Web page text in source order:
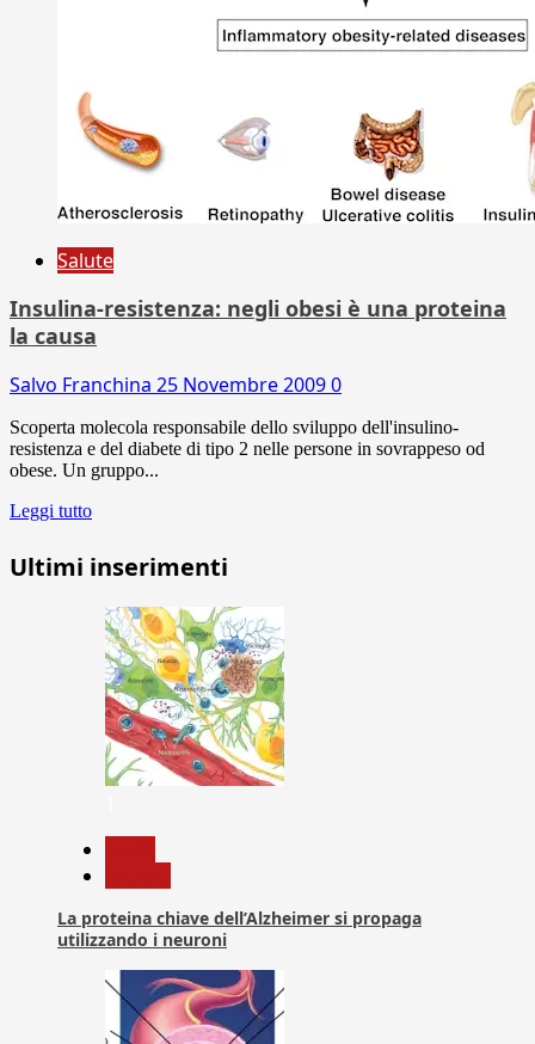
Salute
Insulina-resistenza: negli obesi è una proteina
la causa
Salvo Franchina 25 Novembre 20090
Scoperta molecola responsabile dello sviluppo dell'insulino-
resistenza e del diabete di tipo 2 nelle persone in sovrappeso od
obese. Un gruppo...
Leggi tutto
Ultimi inserimenti
La proteina chiave dell’Alzheimer si propaga
utilizzando i neuroni